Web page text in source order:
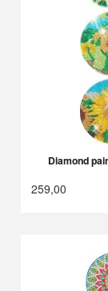
Diamond
259,00